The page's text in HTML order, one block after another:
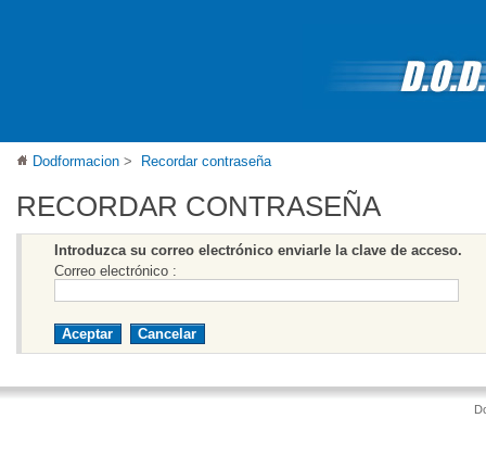
Dodformacion > Recordar contraseña
RECORDAR CONTRASEÑA
Introduzca su correo electrónico enviarle la clave de acceso.
Correo electrónico :